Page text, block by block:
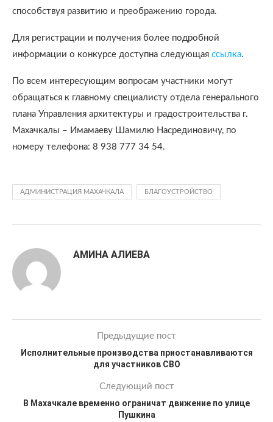
способствуя развитию и преображению города.
Для регистрации и получения более подробной
информации о конкурсе доступна следующая ссылка.
По всем интересующим вопросам участники могут
обращаться к главному специалисту отдела генерального
плана Управления архитектуры и градостроительства г.
Махачкалы – Имамаеву Шамилю Насрединовичу, по
номеру телефона: 8 938 777 34 54.
АДМИНИСТРАЦИЯ МАХАЧКАЛА БЛАГОУСТРОЙСТВО
АМИНА АЛИЕВА
Предыдущие пост
Исполнительные производства приостанавливаются
для участников СВО
Следующий пост
В Махачкале временно ограничат движение по улице
Пушкина